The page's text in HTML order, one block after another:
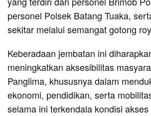
personel Polsek Batang Tuaka,
sekitar melalui semangat gotong
Keberadaan jembatan ini
meningkatkan aksesibilitas
Panglima, khususnya dalam
ekonomi, pendidikan, serta
selama ini terkendala kondisi